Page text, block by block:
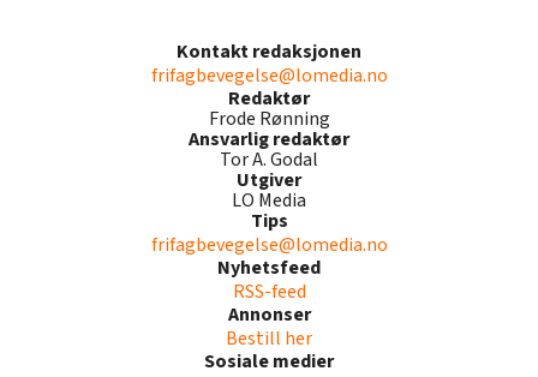
Kontakt redaksjonen
frifagbevegelse@lomedia.no
Redaktør
Frode Rønning
Ansvarlig redaktør
Tor A. Godal
Utgiver
LO Media
Tips
frifagbevegelse@lomedia.no
Nyhetsfeed
RSS-feed
Annonser
Bestill her
Sosiale medier